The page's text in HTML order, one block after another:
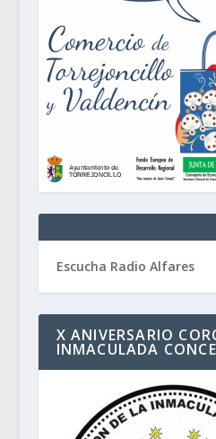
Escucha Radio Alfares
X ANIVERSARIO
INMACULADA